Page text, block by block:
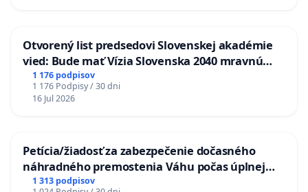
Otvorený list predsedovi Slovenskej akadémie
vied: Bude mať Vízia Slovenska 2040 mravnú
chrbticu?
1 176 podpisov
1 176 Podpisy / 30 dni
16 Jul 2026
Petícia/žiadosť za zabezpečenie dočasného
náhradného premostenia Váhu počas úplnej
uzávery Vážskeho mosta v Komárne
1 313 podpisov